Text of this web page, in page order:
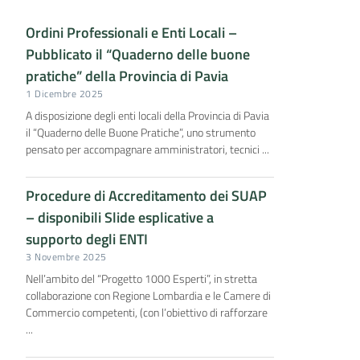
Ordini Professionali e Enti Locali –
Pubblicato il “Quaderno delle buone
pratiche” della Provincia di Pavia
1 Dicembre 2025
A disposizione degli enti locali della Provincia di Pavia
il “Quaderno delle Buone Pratiche”, uno strumento
pensato per accompagnare amministratori, tecnici ...
Procedure di Accreditamento dei SUAP
– disponibili Slide esplicative a
supporto degli ENTI
3 Novembre 2025
Nell’ambito del “Progetto 1000 Esperti”, in stretta
collaborazione con Regione Lombardia e le Camere di
Commercio competenti, (con l’obiettivo di rafforzare
...